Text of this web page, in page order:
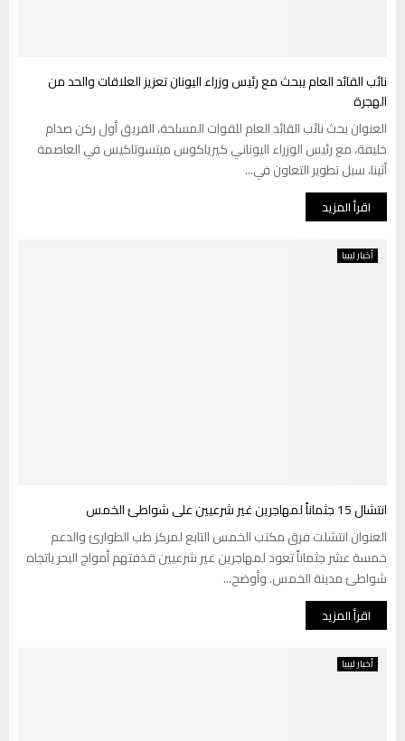
نائب القائد العام يبحث مع رئيس وزراء اليونان تعزيز العلاقات والحد من
الهجرة
العنوان بحث نائب القائد العام للقوات المسلحة، الفريق أول ركن صدام
خليفة، مع رئيس الوزراء اليوناني كيرياكوس ميتسوتاكيس في العاصمة
أثينا، سبل تطوير التعاون في...
اقرأ المزيد
أخبار ليبيا
انتشال 15 جثماناً لمهاجرين غير شرعيين على شواطئ الخمس
العنوان انتشلت فرق مكتب الخمس التابع لمركز طب الطوارئ والدعم
خمسة عشر جثماناً تعود لمهاجرين غير شرعيين قذفتهم أمواج البحر باتجاه
شواطئ مدينة الخمس. وأوضح...
اقرأ المزيد
أخبار ليبيا